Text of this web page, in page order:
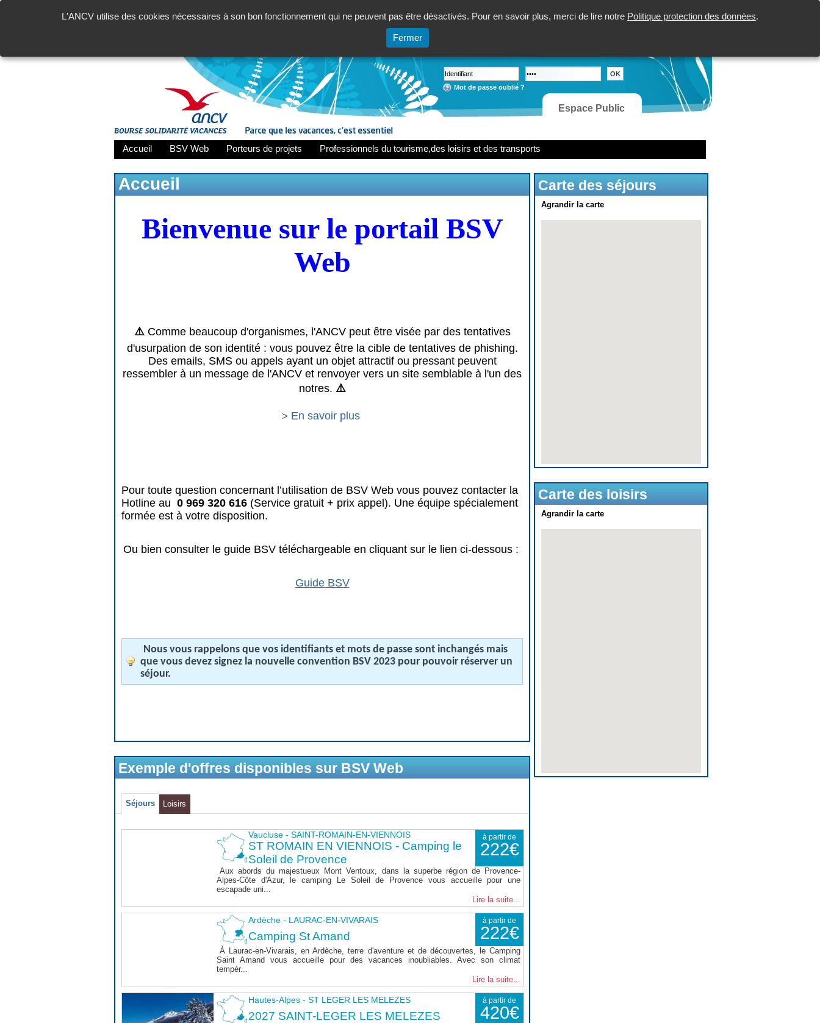
L'ANCV utilise des cookies nécessaires à son bon fonctionnement qui ne peuvent pas être désactivés. Pour en savoir plus, merci de lire notre Politique protection des données.
Fermer
Mot de passe oublié ?
Espace Public
Accueil BSV Web Porteurs de projets Professionnels du tourisme,des loisirs et des transports
Accueil
Bienvenue sur le portail BSV
Web
⚠️ Comme beaucoup d'organismes, l'ANCV peut être visée par des tentatives
d'usurpation de son identité : vous pouvez être la cible de tentatives de phishing.
Des emails, SMS ou appels ayant un objet attractif ou pressant peuvent
ressembler à un message de l'ANCV et renvoyer vers un site semblable à l'un des
notres. ⚠️
> En savoir plus
Pour toute question concernant l’utilisation de BSV Web vous pouvez contacter la
Hotline au 0 969 320 616 (Service gratuit + prix appel). Une équipe spécialement
formée est à votre disposition.
Ou bien consulter le guide BSV téléchargeable en cliquant sur le lien ci-dessous :
Guide BSV
Nous vous rappelons que vos identifiants et mots de passe sont inchangés mais
que vous devez signez la nouvelle convention BSV 2023 pour pouvoir réserver un
séjour.
Exemple d'offres disponibles sur BSV Web
Séjours Loisirs
Vaucluse - SAINT-ROMAIN-EN-VIENNOIS à partir de
222€
ST ROMAIN EN VIENNOIS - Camping le
Soleil de Provence
Aux abords du majestueux Mont Ventoux, dans la superbe région de Provence-
Alpes-Côte d'Azur, le camping Le Soleil de Provence vous accueille pour une
escapade uni...
Lire la suite...
Ardèche - LAURAC-EN-VIVARAIS à partir de
222€
Camping St Amand
À Laurac-en-Vivarais, en Ardèche, terre d'aventure et de découvertes, le Camping
Saint Amand vous accueille pour des vacances inoubliables. Avec son climat
tempér...
Lire la suite...
Hautes-Alpes - ST LEGER LES MELEZES à partir de
420€
2027 SAINT-LEGER LES MELEZES
Carte des séjours
Agrandir la carte
Carte des loisirs
Agrandir la carte